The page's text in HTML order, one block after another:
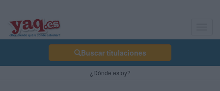
Buscar titulaciones
¿Dónde estoy?